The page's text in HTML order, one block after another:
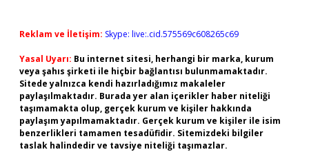
Reklam ve İletişim: Skype: live:.cid.575569c608265c69
Yasal Uyarı: Bu internet sitesi, herhangi bir marka, kurum
veya şahıs şirketi ile hiçbir bağlantısı bulunmamaktadır.
Sitede yalnızca kendi hazırladığımız makaleler
paylaşılmaktadır. Burada yer alan içerikler haber niteliği
taşımamakta olup, gerçek kurum ve kişiler hakkında
paylaşım yapılmamaktadır. Gerçek kurum ve kişiler ile isim
benzerlikleri tamamen tesadüfidir. Sitemizdeki bilgiler
taslak halindedir ve tavsiye niteliği taşımazlar.